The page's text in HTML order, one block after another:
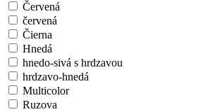
Červená
červená
Čierna
Hnedá
hnedo-sivá s hrdzavou
hrdzavo-hnedá
Multicolor
Ruzova